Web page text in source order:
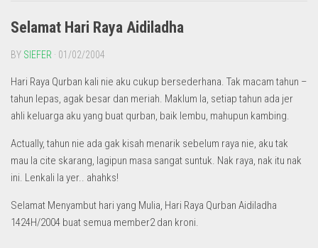
Selamat Hari Raya Aidiladha
BY SIEFER · 01/02/2004
Hari Raya Qurban kali nie aku cukup bersederhana. Tak macam tahun –
tahun lepas, agak besar dan meriah. Maklum la, setiap tahun ada jer
ahli keluarga aku yang buat qurban, baik lembu, mahupun kambing.
Actually, tahun nie ada gak kisah menarik sebelum raya nie, aku tak
mau la cite skarang, lagipun masa sangat suntuk. Nak raya, nak itu nak
ini. Lenkali la yer.. ahahks!
Selamat Menyambut hari yang Mulia, Hari Raya Qurban Aidiladha
1424H/2004 buat semua member2 dan kroni.